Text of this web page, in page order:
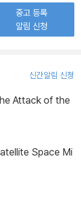
중고 등록
알림 신청
신간알림 신청
Attack of the
Space Mi